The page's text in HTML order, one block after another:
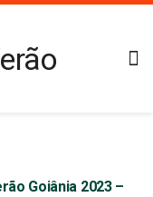
Goiânia 2023 –